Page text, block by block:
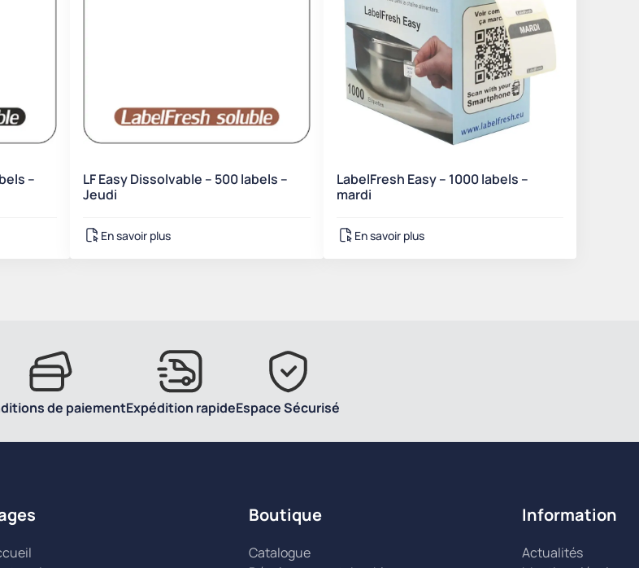
–
LF Easy Dissolvable – 500 labels –
Jeudi
En savoir plus
LabelFresh Easy – 1000 labels –
mardi
En savoir plus
de paiementExpédition rapideEspace Sécurisé
Boutique
Catalogue
Information
Actualités